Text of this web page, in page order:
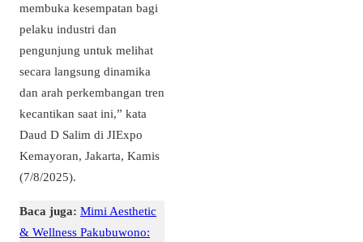
membuka kesempatan bagi
pelaku industri dan
pengunjung untuk melihat
secara langsung dinamika
dan arah perkembangan tren
kecantikan saat ini,” kata
Daud D Salim di JIExpo
Kemayoran, Jakarta, Kamis
(7/8/2025).
Baca juga: Mimi Aesthetic
& Wellness Pakubuwono: